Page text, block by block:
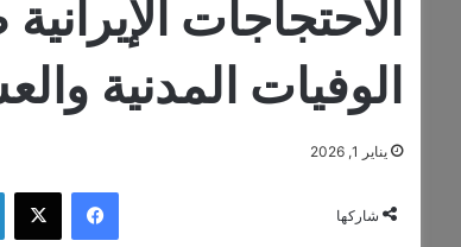
الاحتجاجات
الوفيات المدنية
يناير 1, 2026
شاركها
فيسبوك ‫X